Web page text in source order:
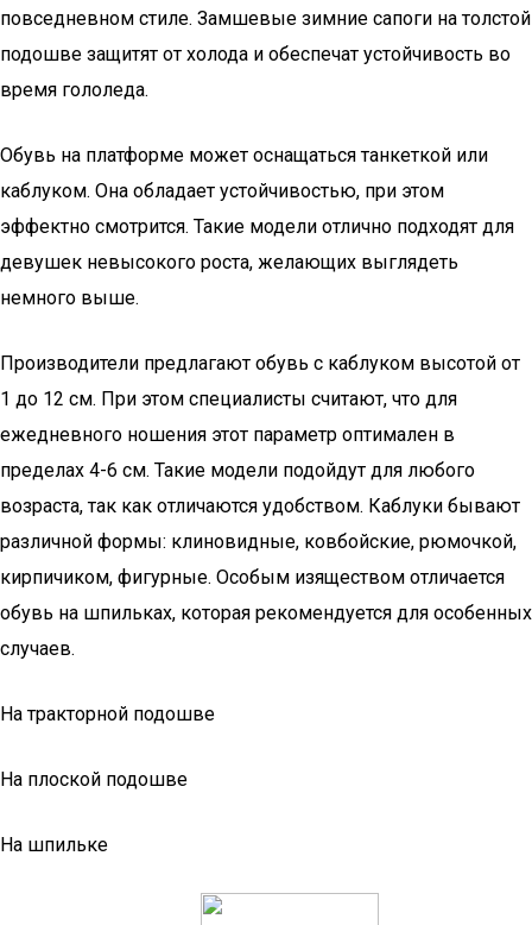
повседневном стиле. Замшевые зимние сапоги на толстой
подошве защитят от холода и обеспечат устойчивость во
время гололеда.
Обувь на платформе может оснащаться танкеткой или
каблуком. Она обладает устойчивостью, при этом
эффектно смотрится. Такие модели отлично подходят для
девушек невысокого роста, желающих выглядеть
немного выше.
Производители предлагают обувь с каблуком высотой от
1 до 12 см. При этом специалисты считают, что для
ежедневного ношения этот параметр оптимален в
пределах 4-6 см. Такие модели подойдут для любого
возраста, так как отличаются удобством. Каблуки бывают
различной формы: клиновидные, ковбойские, рюмочкой,
кирпичиком, фигурные. Особым изяществом отличается
обувь на шпильках, которая рекомендуется для особенных
случаев.
На тракторной подошве
На плоской подошве
На шпильке